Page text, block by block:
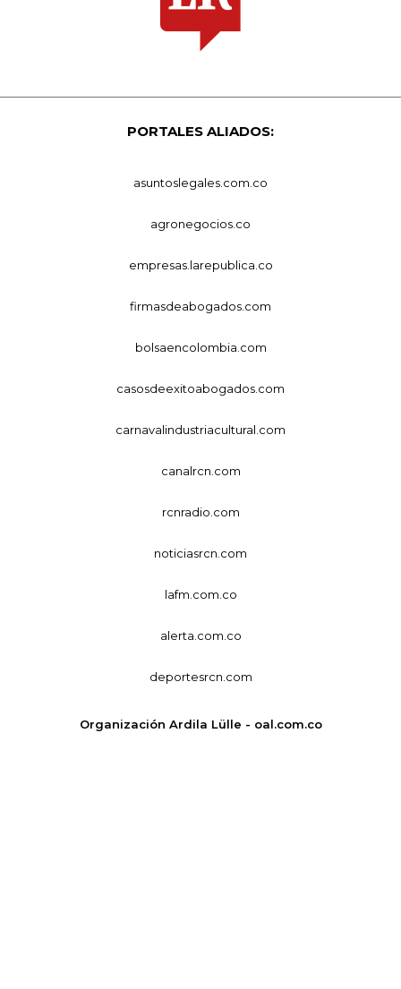
PORTALES ALIADOS:
asuntoslegales.com.co
agronegocios.co
empresas.larepublica.co
firmasdeabogados.com
bolsaencolombia.com
casosdeexitoabogados.com
carnavalindustriacultural.com
canalrcn.com
rcnradio.com
noticiasrcn.com
lafm.com.co
alerta.com.co
deportesrcn.com
Organización Ardila Lülle - oal.com.co